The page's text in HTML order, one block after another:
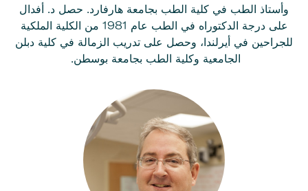
وأستاذ الطب في كلية الطب بجامعة هارفارد. حصل د. أفدال
على درجة الدكتوراه في الطب عام 1981 من الكلية الملكية
للجراحين في أيرلندا، وحصل على تدريب الزمالة في كلية دبلن
الجامعية وكلية الطب بجامعة بوسطن.